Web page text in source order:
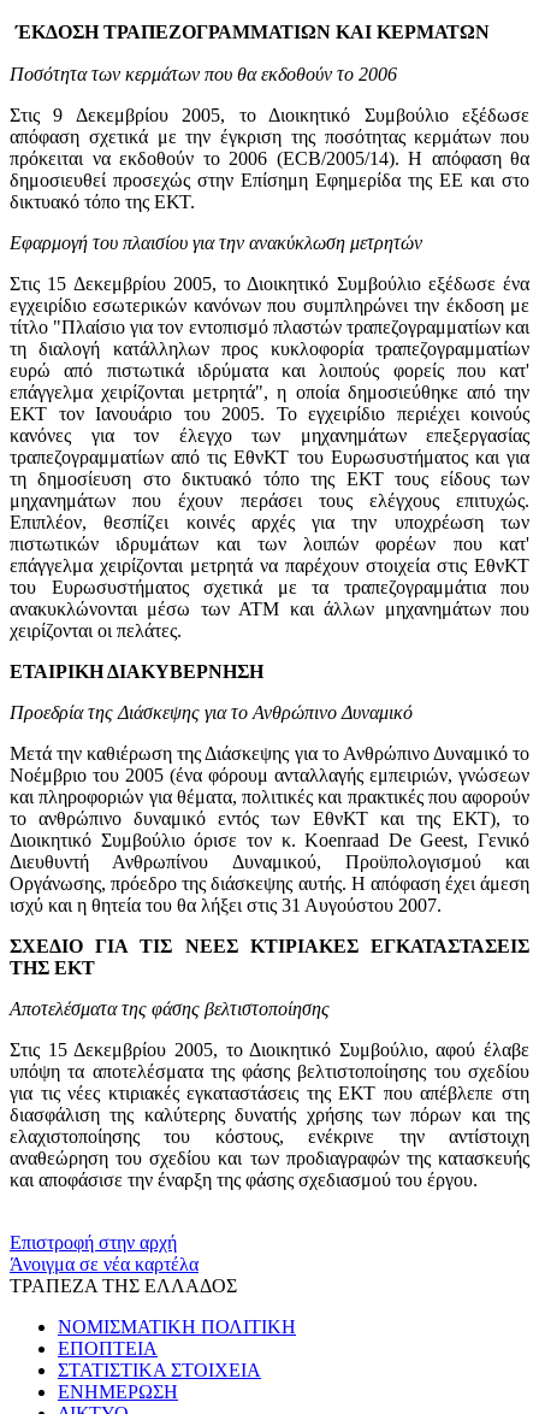
ΈΚΔΟΣΗ ΤΡΑΠΕΖΟΓΡΑΜΜΑΤΙΩΝ ΚΑΙ ΚΕΡΜΑΤΩΝ
Ποσότητα των κερμάτων που θα εκδοθούν το 2006
Στις 9 Δεκεμβρίου 2005, το Διοικητικό Συμβούλιο εξέδωσε
απόφαση σχετικά με την έγκριση της ποσότητας κερμάτων που
πρόκειται να εκδοθούν το 2006 (ECB/2005/14). Η απόφαση θα
δημοσιευθεί προσεχώς στην Επίσημη Εφημερίδα της ΕΕ και στο
δικτυακό τόπο της ΕΚΤ.
Εφαρμογή του πλαισίου για την ανακύκλωση μετρητών
Στις 15 Δεκεμβρίου 2005, το Διοικητικό Συμβούλιο εξέδωσε ένα
εγχειρίδιο εσωτερικών κανόνων που συμπληρώνει την έκδοση με
τίτλο "Πλαίσιο για τον εντοπισμό πλαστών τραπεζογραμματίων και
τη διαλογή κατάλληλων προς κυκλοφορία τραπεζογραμματίων
ευρώ από πιστωτικά ιδρύματα και λοιπούς φορείς που κατ'
επάγγελμα χειρίζονται μετρητά", η οποία δημοσιεύθηκε από την
ΕΚΤ τον Ιανουάριο του 2005. Το εγχειρίδιο περιέχει κοινούς
κανόνες για τον έλεγχο των μηχανημάτων επεξεργασίας
τραπεζογραμματίων από τις ΕθνΚΤ του Ευρωσυστήματος και για
τη δημοσίευση στο δικτυακό τόπο της ΕΚΤ τους είδους των
μηχανημάτων που έχουν περάσει τους ελέγχους επιτυχώς.
Επιπλέον, θεσπίζει κοινές αρχές για την υποχρέωση των
πιστωτικών ιδρυμάτων και των λοιπών φορέων που κατ'
επάγγελμα χειρίζονται μετρητά να παρέχουν στοιχεία στις ΕθνΚΤ
του Ευρωσυστήματος σχετικά με τα τραπεζογραμμάτια που
ανακυκλώνονται μέσω των ΑΤΜ και άλλων μηχανημάτων που
χειρίζονται οι πελάτες.
ΕΤΑΙΡΙΚΗ ΔΙΑΚΥΒΕΡΝΗΣΗ
Προεδρία της Διάσκεψης για το Ανθρώπινο Δυναμικό
Μετά την καθιέρωση της Διάσκεψης για το Ανθρώπινο Δυναμικό το
Νοέμβριο του 2005 (ένα φόρουμ ανταλλαγής εμπειριών, γνώσεων
και πληροφοριών για θέματα, πολιτικές και πρακτικές που αφορούν
το ανθρώπινο δυναμικό εντός των ΕθνΚΤ και της ΕΚΤ), το
Διοικητικό Συμβούλιο όρισε τον κ. Koenraad De Geest, Γενικό
Διευθυντή Ανθρωπίνου Δυναμικού, Προϋπολογισμού και
Οργάνωσης, πρόεδρο της διάσκεψης αυτής. Η απόφαση έχει άμεση
ισχύ και η θητεία του θα λήξει στις 31 Αυγούστου 2007.
ΣΧΕΔΙΟ ΓΙΑ ΤΙΣ ΝΕΕΣ ΚΤΙΡΙΑΚΕΣ ΕΓΚΑΤΑΣΤΑΣΕΙΣ
ΤΗΣ ΕΚΤ
Αποτελέσματα της φάσης βελτιστοποίησης
Στις 15 Δεκεμβρίου 2005, το Διοικητικό Συμβούλιο, αφού έλαβε
υπόψη τα αποτελέσματα της φάσης βελτιστοποίησης του σχεδίου
για τις νέες κτιριακές εγκαταστάσεις της ΕΚΤ που απέβλεπε στη
διασφάλιση της καλύτερης δυνατής χρήσης των πόρων και της
ελαχιστοποίησης του κόστους, ενέκρινε την αντίστοιχη
αναθεώρηση του σχεδίου και των προδιαγραφών της κατασκευής
και αποφάσισε την έναρξη της φάσης σχεδιασμού του έργου.
Επιστροφή στην αρχή
Άνοιγμα σε νέα καρτέλα
ΤΡΑΠΕΖΑ ΤΗΣ ΕΛΛΑΔΟΣ
ΝΟΜΙΣΜΑΤΙΚΗ ΠΟΛΙΤΙΚΗ
ΕΠΟΠΤΕΙΑ
ΣΤΑΤΙΣΤΙΚΑ ΣΤΟΙΧΕΙΑ
ΕΝΗΜΕΡΩΣΗ